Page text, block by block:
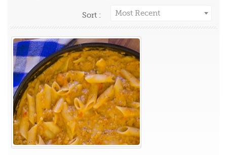
Sort : Most Recent